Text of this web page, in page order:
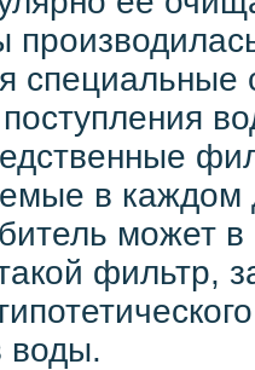
поступления
в
может
фильтр,
воды.